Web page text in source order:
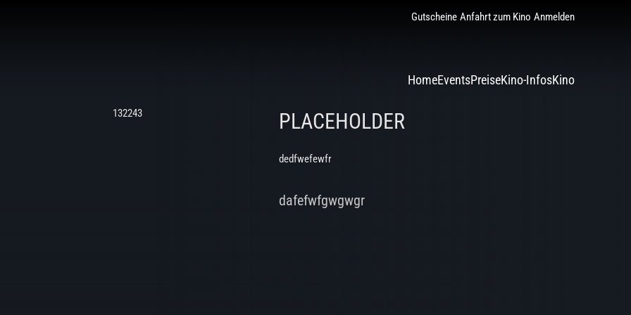
Gutscheine Anfahrt zum Kino Anmelden
HomeEventsPreiseKino-InfosKino
132243 PLACEHOLDER
dedfwefewfr
dafefwfgwgwgr